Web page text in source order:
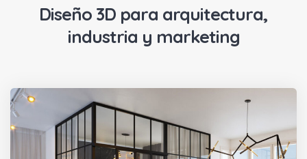
Diseño 3D para arquitectura,
industria y marketing